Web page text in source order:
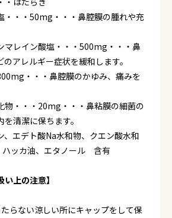
・・・50mg・・・鼻腔膜の腫れや充
マレイン酸塩・・・500mg・・・鼻
アレルギー症状を緩和します。
・・・鼻腔膜のかゆみ、痛みを
物・・・20mg・・・鼻粘膜の細菌の
清潔に保ちます。
、エデト酸Na水和物、クエン酸水和
ハッカ油、エタノール 含有
い上の注意】
たらない涼しい所にキャップをして保